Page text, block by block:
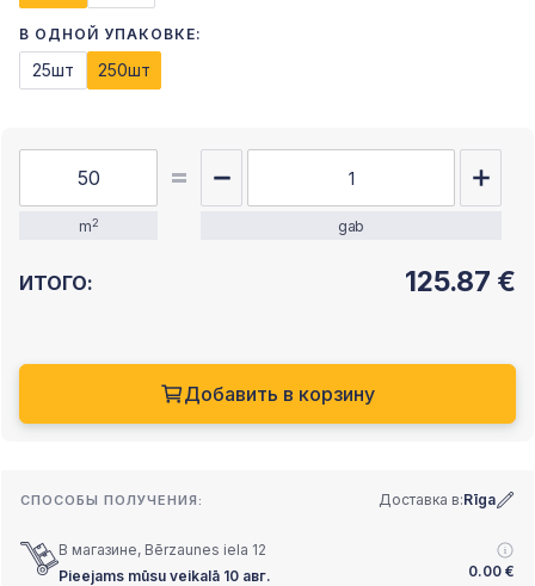
В ОДНОЙ УПАКОВКЕ:
25шт 250шт
m2 gab
ИТОГО: 125.87 €
Добавить в корзину
СПОСОБЫ ПОЛУЧЕНИЯ: Доставка в:Rīga
В магазине, Bērzaunes iela 12
Pieejams mūsu veikalā 10 авг.
0.00 €